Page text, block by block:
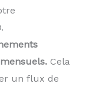
Cela
un flux de